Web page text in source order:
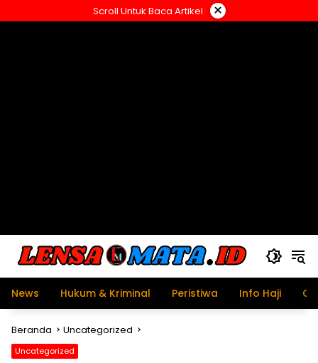
ke
Scroll Untuk Baca Artikel ×
News Hukum & Kriminal Peristiwa Info Haji
Beranda Uncategorized
Uncategorized